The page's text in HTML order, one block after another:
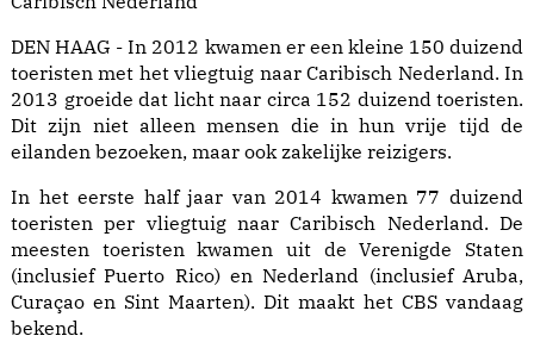
DEN HAAG - In 2012 kwamen er een kleine 150 duizend
toeristen met het vliegtuig naar Caribisch Nederland. In
2013 groeide dat licht naar circa 152 duizend toeristen.
Dit zijn niet alleen mensen die in hun vrije tijd de
eilanden bezoeken, maar ook zakelijke reizigers.
In het eerste half jaar van 2014 kwamen 77 duizend
toeristen per vliegtuig naar Caribisch Nederland. De
meesten toeristen kwamen uit de Verenigde Staten
(inclusief Puerto Rico) en Nederland (inclusief Aruba,
Curaçao en Sint Maarten). Dit maakt het CBS vandaag
bekend.